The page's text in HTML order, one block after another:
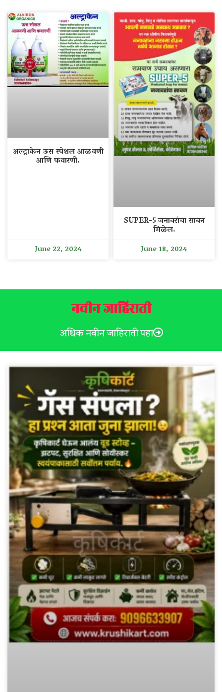
अल्ट्राकेन ऊस स्पेशल आळवणी
आणि फवारणी.
June 22, 2024
SUPER-5 जनावरांचा साबन
मिळेल.
June 18, 2024
नवीन जाहिराती
अधिक नवीन जाहिराती पहा